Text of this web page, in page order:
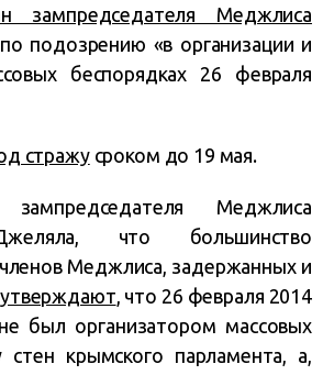
зампредседателя Меджлиса
по подозрению «в организации и
беспорядках 26 февраля
стражусроком до 19 мая.
Меджлиса
что большинство
Меджлиса, задержанных и
утверждают, что 26 февраля 2014
был организатором массовых
стен крымского парламента, а,